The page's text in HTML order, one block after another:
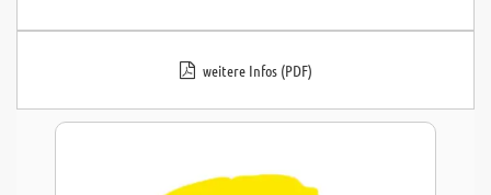
weitere Infos (PDF)